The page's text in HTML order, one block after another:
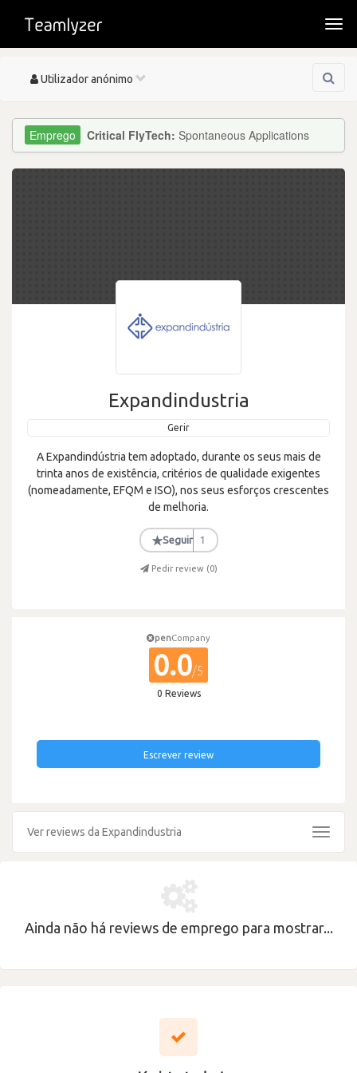
Toggle
Utilizador anónimo
Critical FlyTech: Spontaneous Applications
Expandindustria
Gerir
A Expandindústria tem adoptado, durante os seus mais de
trinta anos de existência, critérios de qualidade exigentes
(nomeadamente, EFQM e ISO), nos seus esforços crescentes
de melhoria.
★Seguir 1
Pedir review (0)
penCompany
0.0/5
0 Reviews
Escrever review
Ver reviews da Expandindustria
Toggle
Ainda não há reviews de emprego para mostrar...